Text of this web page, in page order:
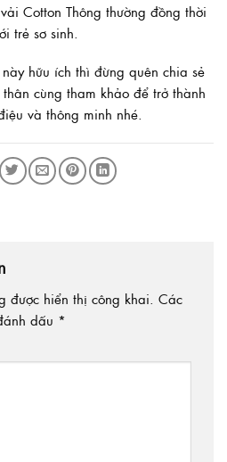
Cotton Thông thường đồng thời
trẻ sơ sinh.
hữu ích thì đừng quên chia sẻ
cùng tham khảo để trở thành
và thông minh nhé.
được hiển thị công khai. Các
dấu *